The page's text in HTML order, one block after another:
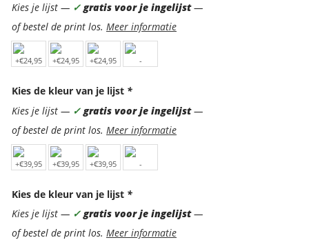
Kies je lijst — ✓gratis voor je ingelijst—
of bestel de print los. Meer informatie
Kies de kleur van je lijst *
Kies je lijst — ✓ gratis voor je ingelijst—
of bestel de print los. Meer informatie
Kies de kleur van je lijst *
Kies je lijst — ✓ gratis voor je ingelijst—
of bestel de print los. Meer informatie